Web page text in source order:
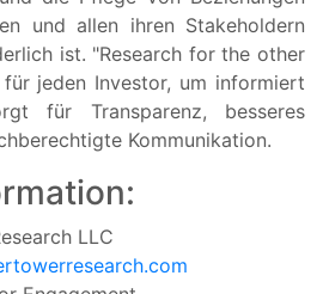
und allen ihren Stakeholdern
ist. "Research for the other
jeden Investor, um informiert
für Transparenz, besseres
Kommunikation.
LLC